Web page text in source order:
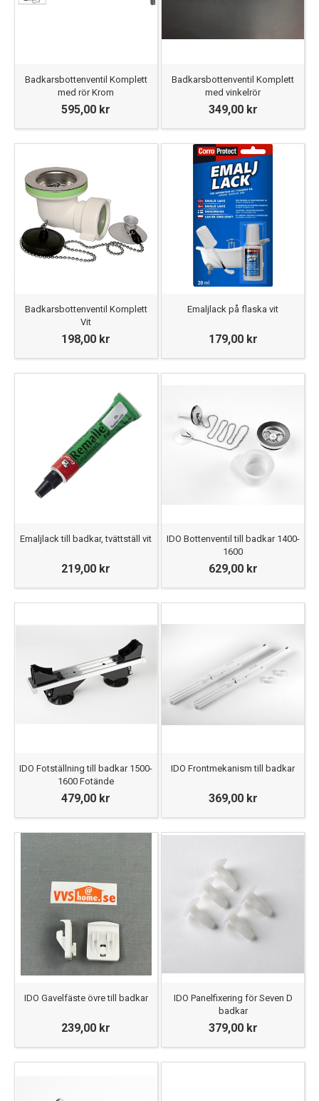
Badkarsbottenventil Komplett
med rör Krom
595,00 kr
Badkarsbottenventil Komplett
med vinkelrör
349,00 kr
Badkarsbottenventil Komplett
Vit
198,00 kr
Emaljlack på flaska vit
179,00 kr
Emaljlack till badkar, tvättställ vit
219,00 kr
IDO Bottenventil till badkar 1400-
1600
629,00 kr
IDO Fotställning till badkar 1500-
1600 Fotände
479,00 kr
IDO Frontmekanism till badkar
369,00 kr
IDO Gavelfäste övre till badkar
239,00 kr
IDO Panelfixering för Seven D
badkar
379,00 kr